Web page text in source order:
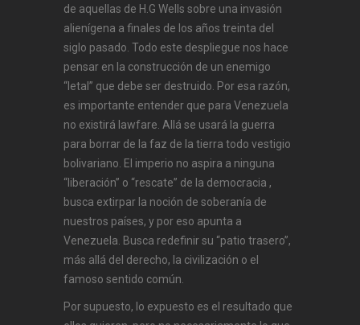
de aquellas de H.G Wells sobre una invasión
alienígena a finales de los años treinta del
siglo pasado. Todo este despliegue nos hace
pensar en la construcción de un enemigo
“letal” que debe ser destruido. Por esa razón,
es importante entender que para Venezuela
no existirá lawfare. Allá se usará la guerra
para borrar de la faz de la tierra todo vestigio
bolivariano. El imperio no aspira a ninguna
“liberación” o “rescate” de la democracia ,
busca extirpar la noción de soberanía de
nuestros países, y por eso apunta a
Venezuela. Busca redefinir su “patio trasero”,
más allá del derecho, la civilización o el
famoso sentido común.
Por supuesto, lo expuesto es el resultado que